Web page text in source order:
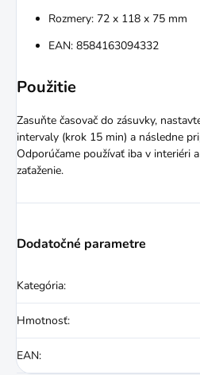
Rozmery: 72 x 118 x 75 mm
EAN: 8584163094332
Použitie
Zasuňte časovač do zásuvky,
intervaly (krok 15 min) a následne
Odporúčame používať iba v interiéri
zaťaženie.
Dodatočné parametre
Kategória:
Hmotnosť:
EAN: